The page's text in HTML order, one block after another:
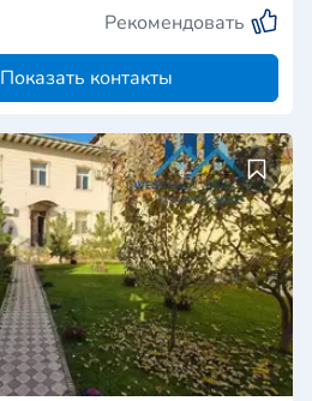
Рекомендовать
Показать контакты